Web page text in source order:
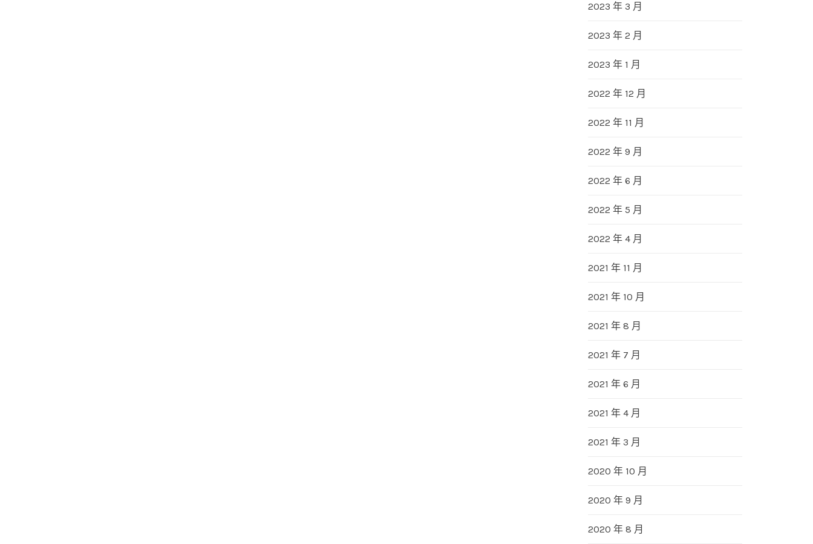
2023 年 3 月
2023 年 2 月
2023 年 1 月
2022 年 12 月
2022 年 11 月
2022 年 9 月
2022 年 6 月
2022 年 5 月
2022 年 4 月
2021 年 11 月
2021 年 10 月
2021 年 8 月
2021 年 7 月
2021 年 6 月
2021 年 4 月
2021 年 3 月
2020 年 10 月
2020 年 9 月
2020 年 8 月